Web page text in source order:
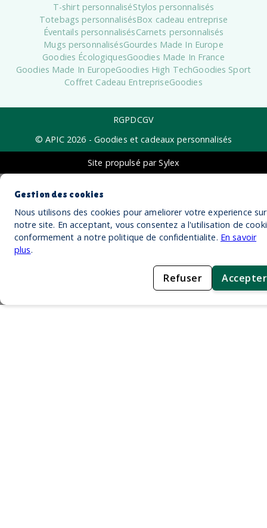
T-shirt personnaliséStylos personnalisés
Totebags personnalisésBox cadeau entreprise
Éventails personnalisésCarnets personnalisés
Mugs personnalisésGourdes Made In Europe
Goodies ÉcologiquesGoodies Made In France
Goodies Made In EuropeGoodies High TechGoodies Sport
Coffret Cadeau EntrepriseGoodies
RGPDCGV
© APIC 2026 - Goodies et cadeaux personnalisés
Site propulsé par Sylex
Gestion des cookies
Nous utilisons des cookies pour ameliorer votre experience sur
notre site. En acceptant, vous consentez a l'utilisation de
conformement a notre politique de confidentialite. En savoir
plus.
Refuser Accepter